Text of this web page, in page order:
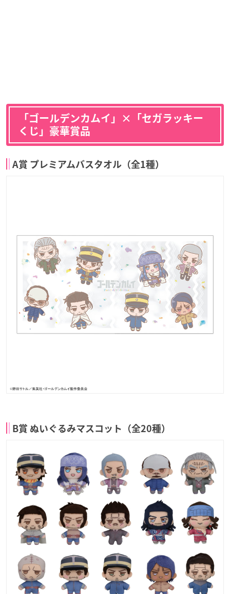
「ゴールデンカムイ」×「セガラッキー
くじ」豪華賞品
A賞 プレミアムバスタオル（全1種）
B賞 ぬいぐるみマスコット（全20種）